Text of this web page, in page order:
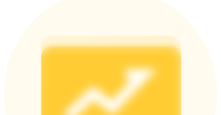
BTC Welcome Rewards
Deposit & Trade BTC to Share 25000 USDT prize pool!
Deposit CASHCAT & Win
Share 500000 CASHCAT prize pool